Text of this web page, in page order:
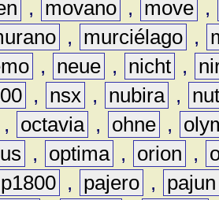
, movano , move ,
, murciélago ,
, neue , nicht ,
, nsx , nubira ,
, octavia , ohne ,
, optima , orion ,
p1800 , pajero ,
pajun